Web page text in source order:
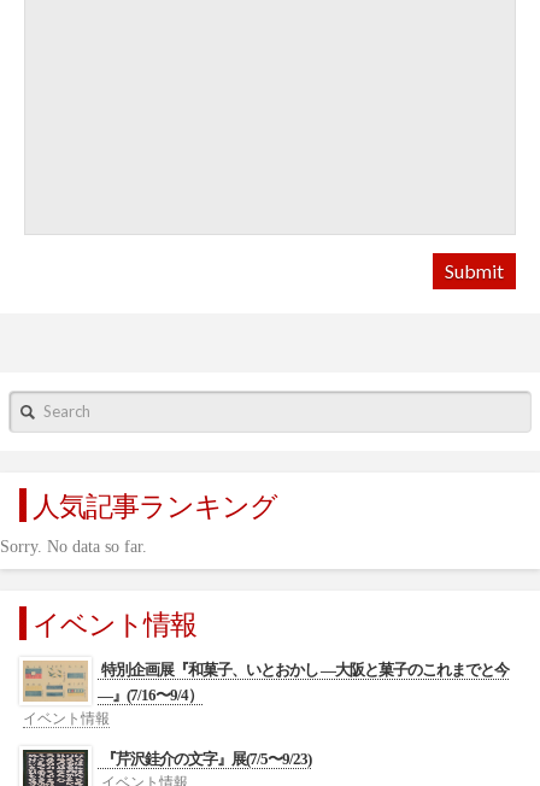
Search
人気記事ランキング
Sorry. No data so far.
イベント情報
特別企画展『和菓子、いとおかし ―大阪と菓子のこれまでと今
―』(7/16〜9/4）
イベント情報
『芹沢銈介の文字』展(7/5〜9/23)
イベント情報